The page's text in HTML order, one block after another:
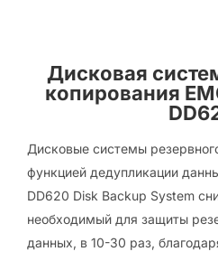
Дисковая
копирования
Дисковые системы
функцией дедупликации
DD620 Disk Backup System
необходимый для защиты
данных, в 10-30 раз,